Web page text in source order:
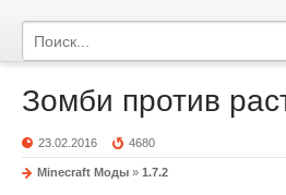
Зомби против
23.02.2016 4680
Minecraft Моды » 1.7.2